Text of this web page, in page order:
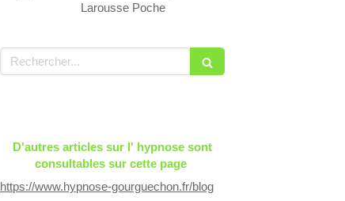
Larousse Poche
Rechercher
D'autres articles sur l' hypnose sont
consultables sur cette page
https://www.hypnose-gourguechon.fr/blog